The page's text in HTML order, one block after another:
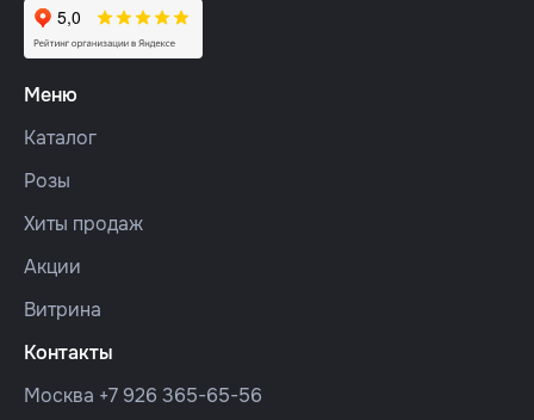
Меню
Каталог
Розы
Хиты продаж
Акции
Витрина
Контакты
Москва +7 926 365-65-56